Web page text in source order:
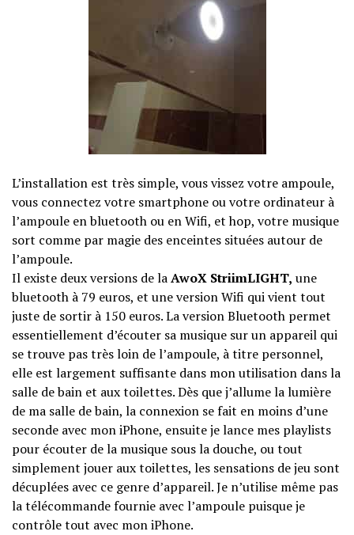
L’installation est très simple, vous vissez votre ampoule,
vous connectez votre smartphone ou votre ordinateur à
l’ampoule en bluetooth ou en Wifi, et hop, votre musique
sort comme par magie des enceintes situées autour de
l’ampoule.
Il existe deux versions de laAwoX StriimLIGHT, une
bluetooth à 79 euros, et une version Wifi qui vient tout
juste de sortir à 150 euros. La version Bluetooth permet
essentiellement d’écouter sa musique sur un appareil qui
se trouve pas très loin de l’ampoule, à titre personnel,
elle est largement suffisante dans mon utilisation dans la
salle de bain et aux toilettes. Dès que j’allume la lumière
de ma salle de bain, la connexion se fait en moins d’une
seconde avec mon iPhone, ensuite je lance mes playlists
pour écouter de la musique sous la douche, ou tout
simplement jouer aux toilettes, les sensations de jeu sont
décuplées avec ce genre d’appareil. Je n’utilise même pas
la télécommande fournie avec l’ampoule puisque je
contrôle tout avec mon iPhone.